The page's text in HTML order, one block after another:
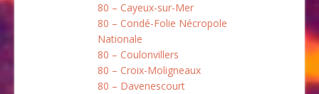
80 – Cayeux-sur-Mer
80 – Condé-Folie Nécropole
Nationale
80 – Coulonvillers
80 – Croix-Moligneaux
80 – Davenescourt